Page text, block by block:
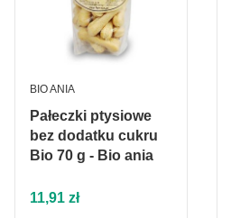
Pałeczki ptysiowe
bez dodatku cukru
Bio 70 g - Bio ania
PRODUCENT
BIO ANIA
Cena
11,91 zł